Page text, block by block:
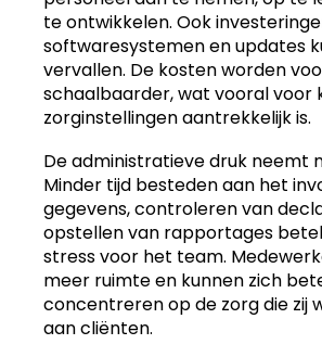
te ontwikkelen. Ook
softwaresystemen en updates
vervallen. De kosten worden
schaalbaarder, wat vooral voor
zorginstellingen aantrekkelijk is.
De administratieve druk neemt
Minder tijd besteden aan het
gegevens, controleren van
opstellen van rapportages
stress voor het team.
meer ruimte en kunnen zich
concentreren op de zorg die zij
aan cliënten.